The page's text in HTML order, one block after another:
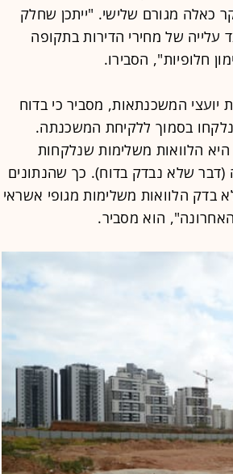
כאלה מגורם שלישי. "ייתכן שחלק
עלייה של מחירי הדירות בתקופה
חלופיות", הסבירו.
יועצי המשכנתאות, מסביר כי בדוח
בסמוך ללקיחת המשכנתה.
הלוואות משלימות שנלקחות
(דבר שלא נבדק בדוח). כך שהנתונים
בדק הלוואות משלימות מגופי אשראי
הוא מסביר.